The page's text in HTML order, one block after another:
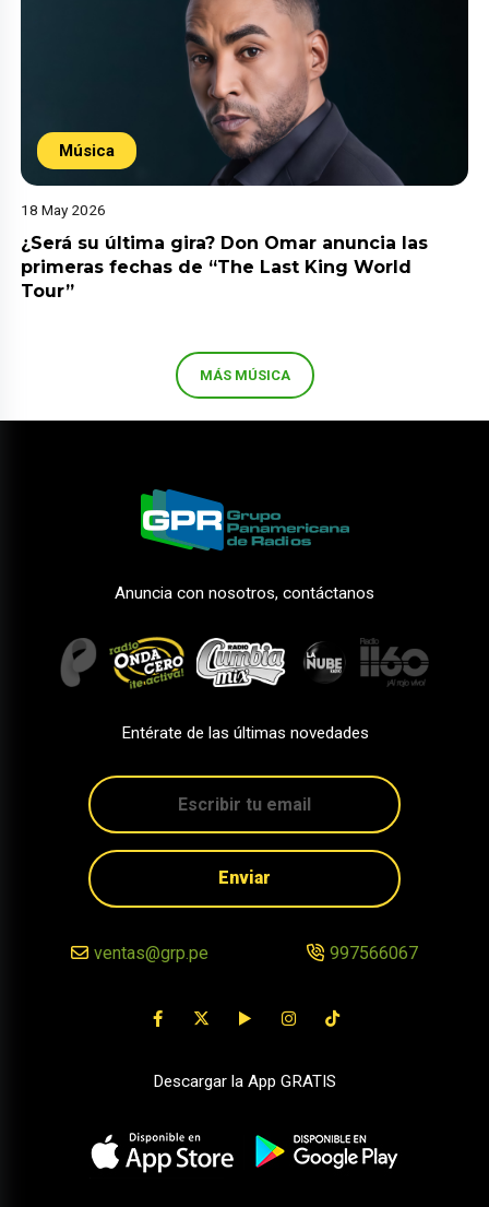
Música
18 May 2026
¿Será su última gira? Don Omar anuncia las
primeras fechas de “The Last King World
Tour”
MÁS MÚSICA
Anuncia con nosotros, contáctanos
Entérate de las últimas novedades
Enviar
ventas@grp.pe 997566067
Descargar la App GRATIS